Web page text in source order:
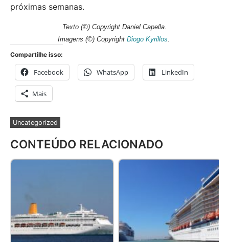
próximas semanas.
Texto (©) Copyright Daniel Capella.
Imagens (©) Copyright Diogo Kyrillos
Compartilhe isso:
Facebook WhatsApp LinkedIn
Mais
Uncategorized
CONTEÚDO RELACIONADO